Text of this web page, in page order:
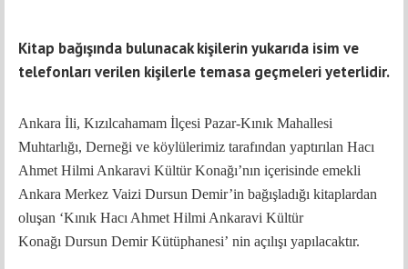
Kitap bağışında bulunacak kişilerin yukarıda isim ve
telefonları verilen kişilerle temasa geçmeleri yeterlidir.
Ankara İli, Kızılcahamam İlçesi Pazar-Kınık Mahallesi
Muhtarlığı, Derneği ve köylülerimiz tarafından yaptırılan Hacı
Ahmet Hilmi Ankaravi Kültür Konağı’nın içerisinde emekli
Ankara Merkez Vaizi Dursun Demir’in bağışladığı kitaplardan
oluşan ‘Kınık Hacı Ahmet Hilmi Ankaravi Kültür
Konağı Dursun Demir Kütüphanesi’ nin açılışı yapılacaktır.